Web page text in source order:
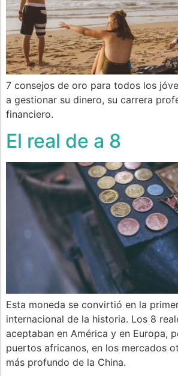
7 consejos de oro para todos los
a gestionar su dinero, su carrera
financiero.
El real de a 8
Esta moneda se convirtió en la
internacional de la historia. Los 8
aceptaban en América y en Europa,
puertos africanos, en los mercados
más profundo de la China.